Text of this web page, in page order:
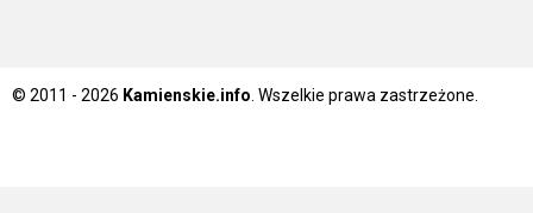
© 2011 - 2026 Kamienskie.info . Wszelkie prawa zastrzeżone.